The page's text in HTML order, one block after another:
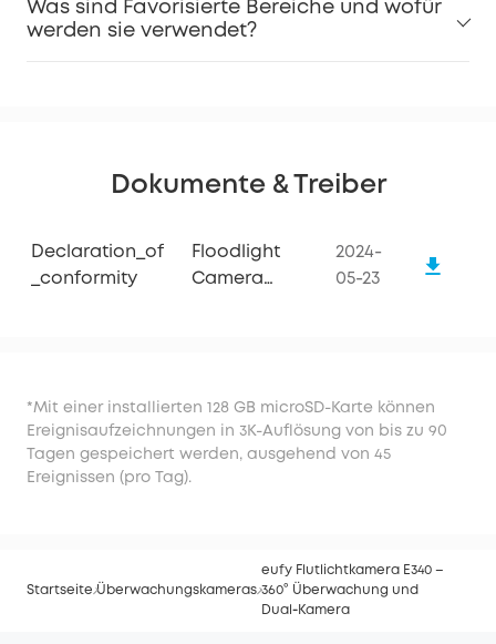
Was sind Favorisierte Bereiche und wofür
werden sie verwendet?
Dokumente & Treiber
Declaration_of
_conformity
Floodlight
Camera
2024-
05-23
*Mit einer installierten 128 GB microSD-Karte können
Ereignisaufzeichnungen in 3K-Auflösung von bis zu 90
Tagen gespeichert werden, ausgehend von 45
Ereignissen (pro Tag).
Startseite Überwachungskameras
eufy Flutlichtkamera E340 –
360° Überwachung und
Dual‑Kamera